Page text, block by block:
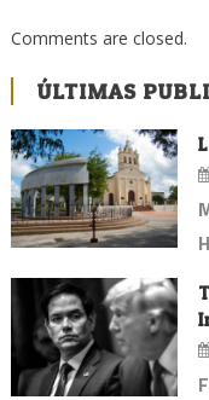
Comments are closed.
ÚLTIMAS